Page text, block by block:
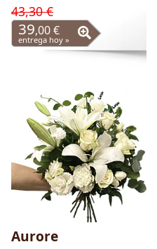
43,30 €
39,00 €
entrega hoy »
Aurore